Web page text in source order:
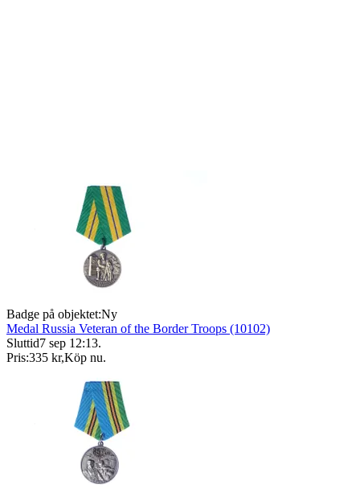
Badge på objektet:Ny
Medal Russia Veteran of the Border Troops (10102)
Sluttid7 sep 12:13.
Pris:335 kr,Köp nu.